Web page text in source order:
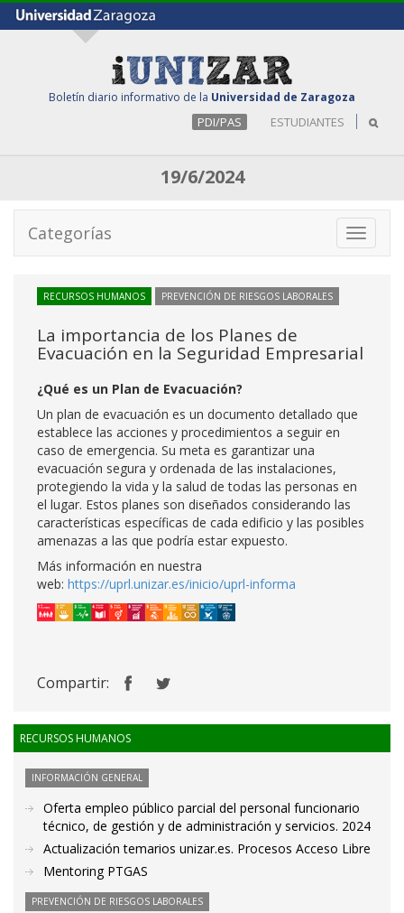
Boletín diario informativo de la Universidad de Zaragoza
PDI/PAS ESTUDIANTES
19/6/2024
Toggle
Categorías
RECURSOS HUMANOS PREVENCIÓN DE RIESGOS LABORALES
La importancia de los Planes de
Evacuación en la Seguridad Empresarial
¿Qué es un Plan de Evacuación?
Un plan de evacuación es un documento detallado que
establece las acciones y procedimientos a seguir en
caso de emergencia. Su meta es garantizar una
evacuación segura y ordenada de las instalaciones,
protegiendo la vida y la salud de todas las personas en
el lugar. Estos planes son diseñados considerando las
características específicas de cada edificio y las posibles
amenazas a las que podría estar expuesto.
Más información en nuestra
web: https://uprl.unizar.es/inicio/uprl-informa
Compartir:
RECURSOS HUMANOS
INFORMACIÓN GENERAL
Oferta empleo público parcial del personal funcionario
técnico, de gestión y de administración y servicios. 2024
Actualización temarios unizar.es. Procesos Acceso Libre
Mentoring PTGAS
PREVENCIÓN DE RIESGOS LABORALES